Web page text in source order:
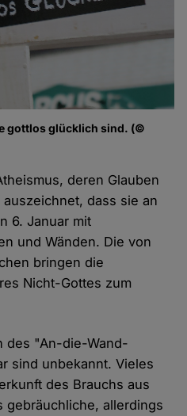
gottlos glücklich sind. (©
deren Glauben
dass sie an
6. Januar mit
und Wänden. Die von
bringen die
Nicht-Gottes zum
des "An-die-Wand-
sind unbekannt. Vieles
des Brauchs aus
gebräuchliche, allerdings